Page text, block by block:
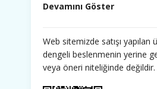
olunur.htiyacınız olan en iyi
olunur.htiyacınız olan en iyi
fiyatları ile web sitemizde
amacı, fayda, etki vb
olunur.htiyacınız olan en iyi
Web sitemizde satışı
dengeli beslenmenin yerine
veya öneri niteliğinde değildir.